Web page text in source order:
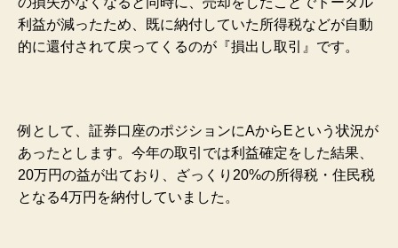
利益が減ったため、既に納付していた所得税などが自動
的に還付されて戻ってくるのが『損出し取引』です。
例として、証券口座のポジションにAからEという状況が
あったとします。今年の取引では利益確定をした結果、
20万円の益が出ており、ざっくり20%の所得税・住民税
となる4万円を納付していました。